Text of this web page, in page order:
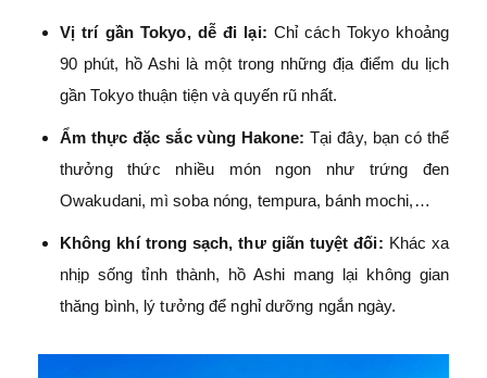
Vị trí gần Tokyo, dễ đi lại: Chỉ cách Tokyo khoảng
90 phút, hồ Ashi là một trong những địa điểm du lịch
gần Tokyo thuận tiện và quyến rũ nhất.
Ẩm thực đặc sắc vùng Hakone: Tại đây, bạn có thể
thưởng thức nhiều món ngon như trứng đen
Owakudani, mì soba nóng, tempura, bánh mochi,…
Không khí trong sạch, thư giãn tuyệt đối: Khác xa
nhịp sống tỉnh thành, hồ Ashi mang lại không gian
thăng bình, lý tưởng để nghỉ dưỡng ngắn ngày.